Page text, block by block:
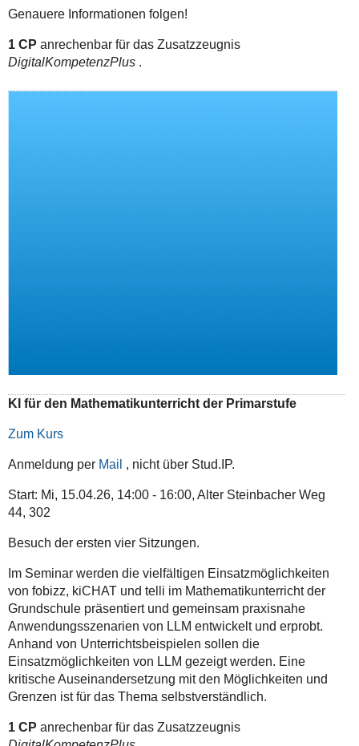
Genauere Informationen folgen!
1 CP anrechenbar für das Zusatzzeugnis
DigitalKompetenzPlus .
KI für den Mathematikunterricht der Primarstufe
Zum Kurs
Anmeldung per Mail , nicht über Stud.IP.
Start: Mi, 15.04.26, 14:00 - 16:00, Alter Steinbacher Weg
44, 302
Besuch der ersten vier Sitzungen.
Im Seminar werden die vielfältigen Einsatzmöglichkeiten
von fobizz, kiCHAT und telli im Mathematikunterricht der
Grundschule präsentiert und gemeinsam praxisnahe
Anwendungsszenarien von LLM entwickelt und erprobt.
Anhand von Unterrichtsbeispielen sollen die
Einsatzmöglichkeiten von LLM gezeigt werden. Eine
kritische Auseinandersetzung mit den Möglichkeiten und
Grenzen ist für das Thema selbstverständlich.
1 CP anrechenbar für das Zusatzzeugnis